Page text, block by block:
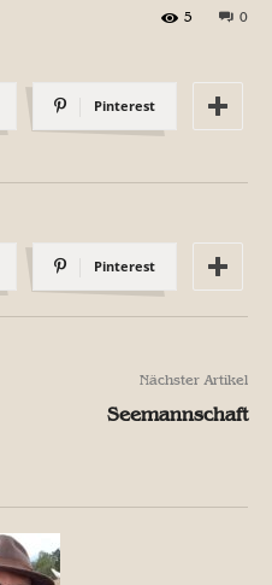
0
5
Pinterest
Pinterest
Nächster Artikel
Seemannschaft